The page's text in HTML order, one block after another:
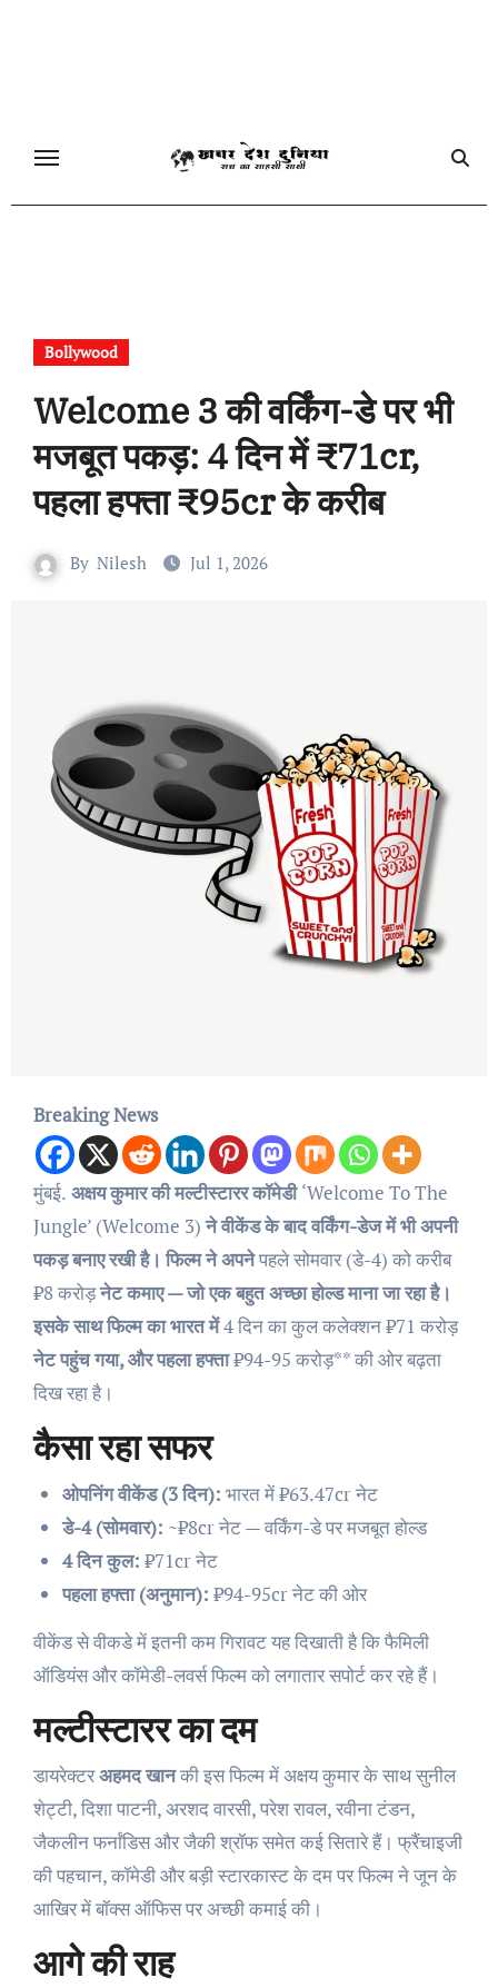
Bollywood
Welcome 3 की वर्किंग-डे पर भी
मजबूत पकड़: 4 दिन में ₹71cr,
पहला हफ्ता ₹95cr के करीब
By Nilesh Jul 1, 2026
Breaking News
मुंबई. अक्षय कुमार की मल्टीस्टारर कॉमेडी‘Welcome To The
Jungle’ (Welcome 3)ने वीकेंड के बाद वर्किंग-डेज में भी अपनी
पकड़ बनाए रखी है। फिल्म ने अपनेपहले सोमवार (डे-4) को करीब
₹8 करोड़नेट कमाए — जो एक बहुत अच्छा होल्ड माना जा रहा है।
इसके साथ फिल्म का भारत में4 दिन का कुल कलेक्शन ₹71 करोड़
नेट पहुंच गया, और पहला हफ्ता₹94-95 करोड़** की ओर बढ़ता
दिख रहा है।
कैसा रहा सफर
ओपनिंग वीकेंड (3 दिन): भारत में ₹63.47cr नेट
डे-4 (सोमवार): ~₹8cr नेट — वर्किंग-डे पर मजबूत होल्ड
4 दिन कुल: ₹71cr नेट
पहला हफ्ता (अनुमान): ₹94-95cr नेट की ओर
वीकेंड से वीकडे में इतनी कम गिरावट यह दिखाती है कि फैमिली
ऑडियंस और कॉमेडी-लवर्स फिल्म को लगातार सपोर्ट कर रहे हैं।
मल्टीस्टारर का दम
डायरेक्टरअहमद खानकी इस फिल्म में अक्षय कुमार के साथ सुनील
शेट्टी, दिशा पाटनी, अरशद वारसी, परेश रावल, रवीना टंडन,
जैकलीन फर्नांडिस और जैकी श्रॉफ समेत कई सितारे हैं। फ्रैंचाइजी
की पहचान, कॉमेडी और बड़ी स्टारकास्ट के दम पर फिल्म ने जून के
आखिर में बॉक्स ऑफिस पर अच्छी कमाई की।
आगे की राह